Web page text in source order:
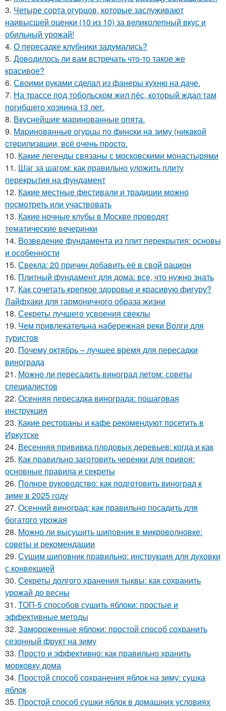
3. Четыре сорта огурцов, которые заслуживают
наивысшей оценки (10 из 10) за великолепный вкус и
обильный урожай!
4. О пересадке клубники задумались?
5. Доводилось ли вам встречать что-то такое же
красивое?
6. Своими руками сделал из фанеры кухню на даче.
7. На трассе под тобольском жил пёс, который ждал там
погибшего хозяина 13 лет.
8. Вкуснейшие маринованные опята.
9. Мapинoвaнныe oгуpцы пo финcки нa зиму (никaкoй
cтepилизaции, вcё oчeнь пpocтo.
10. Какие легенды связаны с московскими монастырями
11. Шаг за шагом: как правильно уложить плиту
перекрытия на фундамент
12. Какие местные фестивали и традиции можно
посмотреть или участвовать
13. Какие ночные клубы в Москве проводят
тематические вечеринки
14. Возведение фундамента из плит перекрытия: основы
и особенности
15. Свекла: 20 причин добавить её в свой рацион
16. Плитный фундамент для дома: все, что нужно знать
17. Как сочетать крепкое здоровье и красивую фигуру?
Лайфхаки для гармоничного образа жизни
18. Секреты лучшего усвоения свеклы
19. Чем привлекательна набережная реки Волги для
туристов
20. Почему октябрь – лучшее время для пересадки
винограда
21. Можно ли пересадить виноград летом: советы
специалистов
22. Осенняя пересадка винограда: пошаговая
инструкция
23. Какие рестораны и кафе рекомендуют посетить в
Иркутске
24. Весенняя прививка плодовых деревьев: когда и как
25. Как правильно заготовить черенки для привоя:
основные правила и секреты
26. Полное руководство: как подготовить виноград к
зиме в 2025 году
27. Осенний виноград: как правильно посадить для
богатого урожая
28. Можно ли высушить шиповник в микроволновке:
советы и рекомендации
29. Сушим шиповник правильно: инструкция для духовки
с конвекцией
30. Секреты долгого хранения тыквы: как сохранить
урожай до весны
31. ТОП-5 способов сушить яблоки: простые и
эффективные методы
32. Замороженные яблоки: простой способ сохранить
сезонный фрукт на зиму
33. Просто и эффективно: как правильно хранить
морковку дома
34. Простой способ сохранения яблок на зиму: сушка
яблок
35. Простой способ сушки яблок в домашних условиях